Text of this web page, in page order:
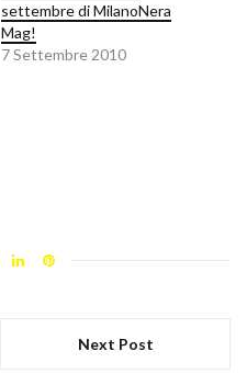
settembre di MilanoNera
Mag!
7 Settembre 2010
Next Post